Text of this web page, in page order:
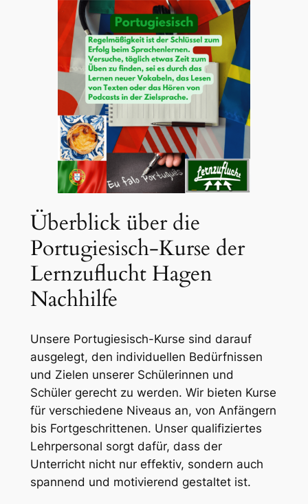
Überblick über die
Portugiesisch-Kurse der
Lernzuflucht Hagen
Nachhilfe
Unsere Portugiesisch-Kurse sind darauf
ausgelegt, den individuellen Bedürfnissen
und Zielen unserer Schülerinnen und
Schüler gerecht zu werden. Wir bieten Kurse
für verschiedene Niveaus an, von Anfängern
bis Fortgeschrittenen. Unser qualifiziertes
Lehrpersonal sorgt dafür, dass der
Unterricht nicht nur effektiv, sondern auch
spannend und motivierend gestaltet ist.